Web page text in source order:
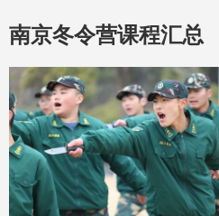
南京冬令营课程汇总